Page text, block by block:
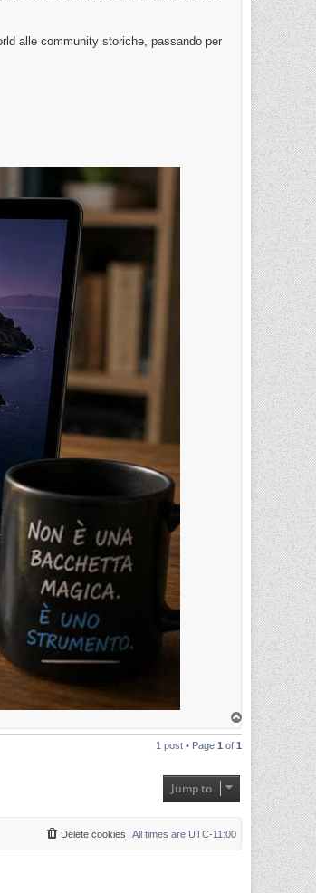
alle community storiche, passando per
1 post • Page 1 of 1
Jump to
All times are UTC-11:00
Delete cookies